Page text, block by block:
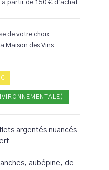
à partir de 150 € d'achat
de votre choix
Maison des Vins
argentés nuancés
aubépine, de